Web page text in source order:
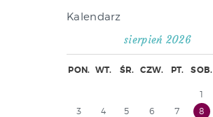
Kalendarz
sierpień 2026
PON. WT. ŚR. CZW. PT. SOB.
1
3
4 5 6 7 8